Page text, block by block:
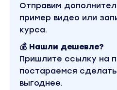
Более того, важно не
тему и забыть, как это
именно отработать ее
процесс говорения
естественным! Только
будет возможность
свои мысли и идеи
Отправим
пример видео или
курса.
💰 Нашли дешевле?
Пришлите ссылку на
постараемся
выгоднее.